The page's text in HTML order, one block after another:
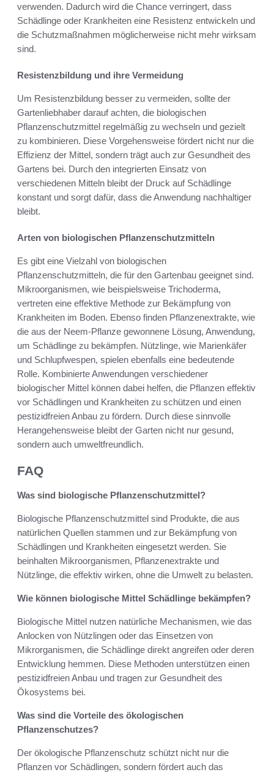
verwenden. Dadurch wird die Chance verringert, dass
Schädlinge oder Krankheiten eine Resistenz entwickeln und
die Schutzmaßnahmen möglicherweise nicht mehr wirksam
sind.
Resistenzbildung und ihre Vermeidung
Um Resistenzbildung besser zu vermeiden, sollte der
Gartenliebhaber darauf achten, die biologischen
Pflanzenschutzmittel regelmäßig zu wechseln und gezielt
zu kombinieren. Diese Vorgehensweise fördert nicht nur die
Effizienz der Mittel, sondern trägt auch zur Gesundheit des
Gartens bei. Durch den integrierten Einsatz von
verschiedenen Mitteln bleibt der Druck auf Schädlinge
konstant und sorgt dafür, dass die Anwendung nachhaltiger
bleibt.
Arten von biologischen Pflanzenschutzmitteln
Es gibt eine Vielzahl von biologischen
Pflanzenschutzmitteln, die für den Gartenbau geeignet sind.
Mikroorganismen, wie beispielsweise Trichoderma,
vertreten eine effektive Methode zur Bekämpfung von
Krankheiten im Boden. Ebenso finden Pflanzenextrakte, wie
die aus der Neem-Pflanze gewonnene Lösung, Anwendung,
um Schädlinge zu bekämpfen. Nützlinge, wie Marienkäfer
und Schlupfwespen, spielen ebenfalls eine bedeutende
Rolle. Kombinierte Anwendungen verschiedener
biologischer Mittel können dabei helfen, die Pflanzen effektiv
vor Schädlingen und Krankheiten zu schützen und einen
pestizidfreien Anbau zu fördern. Durch diese sinnvolle
Herangehensweise bleibt der Garten nicht nur gesund,
sondern auch umweltfreundlich.
FAQ
Was sind biologische Pflanzenschutzmittel?
Biologische Pflanzenschutzmittel sind Produkte, die aus
natürlichen Quellen stammen und zur Bekämpfung von
Schädlingen und Krankheiten eingesetzt werden. Sie
beinhalten Mikroorganismen, Pflanzenextrakte und
Nützlinge, die effektiv wirken, ohne die Umwelt zu belasten.
Wie können biologische Mittel Schädlinge bekämpfen?
Biologische Mittel nutzen natürliche Mechanismen, wie das
Anlocken von Nützlingen oder das Einsetzen von
Mikrorganismen, die Schädlinge direkt angreifen oder deren
Entwicklung hemmen. Diese Methoden unterstützen einen
pestizidfreien Anbau und tragen zur Gesundheit des
Ökosystems bei.
Was sind die Vorteile des ökologischen
Pflanzenschutzes?
Der ökologische Pflanzenschutz schützt nicht nur die
Pflanzen vor Schädlingen, sondern fördert auch das